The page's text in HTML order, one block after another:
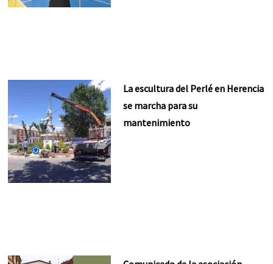
La escultura del Perlé en Herencia
se marcha para su
mantenimiento